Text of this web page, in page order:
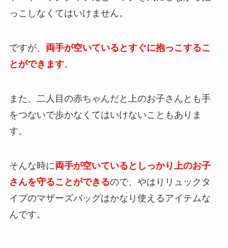
っこしなくてはいけません。
ですが、 両手が空いているとすぐに抱っこするこ
とができます。
また、二人目の赤ちゃんだと上のお子さんとも手
をつないで歩かなくてはいけないこともありま
す。
そんな時に両手が空いているとしっかり上のお子
さんを守ることができるので、やはりリュックタ
イプのマザーズバッグはかなり使えるアイテムな
んです。